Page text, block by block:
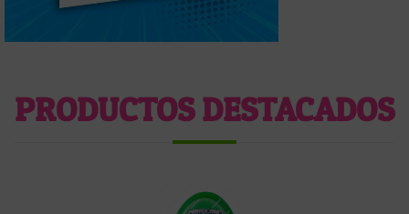
PRODUCTOS DESTACADOS